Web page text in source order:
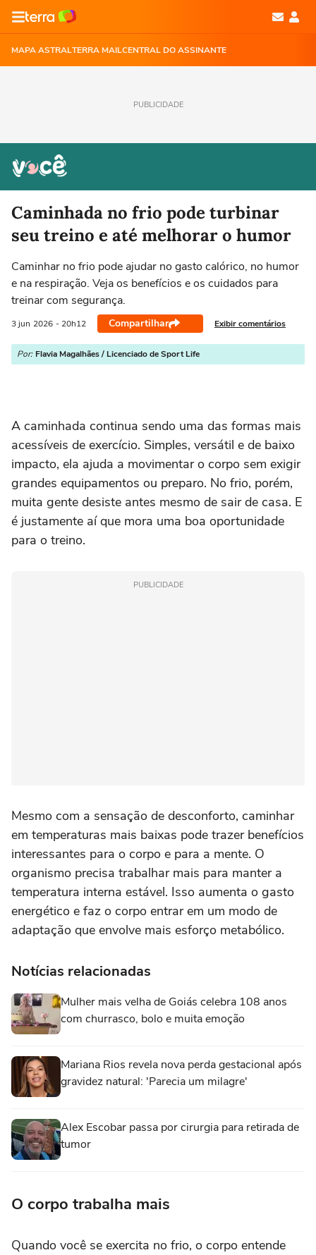
MAPA ASTRALTERRA MAILCENTRAL DO ASSINANTE
PUBLICIDADE
Caminhada no frio pode turbinar
seu treino e até melhorar o humor
Caminhar no frio pode ajudar no gasto calórico, no humor
e na respiração. Veja os benefícios e os cuidados para
treinar com segurança.
3 jun 2026 - 20h12 Compartilhar Exibir comentários
Por: Flavia Magalhães / Licenciado de Sport Life
A caminhada continua sendo uma das formas mais
acessíveis de exercício. Simples, versátil e de baixo
impacto, ela ajuda a movimentar o corpo sem exigir
grandes equipamentos ou preparo. No frio, porém,
muita gente desiste antes mesmo de sair de casa. E
é justamente aí que mora uma boa oportunidade
para o treino.
PUBLICIDADE
Mesmo com a sensação de desconforto, caminhar
em temperaturas mais baixas pode trazer benefícios
interessantes para o corpo e para a mente. O
organismo precisa trabalhar mais para manter a
temperatura interna estável. Isso aumenta o gasto
energético e faz o corpo entrar em um modo de
adaptação que envolve mais esforço metabólico.
Notícias relacionadas
Mulher mais velha de Goiás celebra 108 anos
com churrasco, bolo e muita emoção
Mariana Rios revela nova perda gestacional após
gravidez natural: 'Parecia um milagre'
Alex Escobar passa por cirurgia para retirada de
tumor
O corpo trabalha mais
Quando você se exercita no frio, o corpo entende